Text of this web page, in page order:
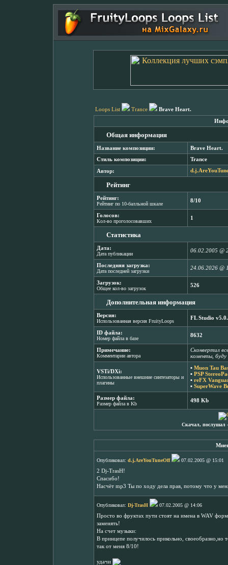
Loops List Trance Brave Heart.
Общая информация
Название композиции: Brave Heart.
Стиль композиции: Trance
Автор:
Рейтинг
Рейтинг:
Рейтинг по 10-балльной шкале
8/10
Голосов:
Кол-во проголосовавших
1
Статистика
Дата:
Дата публикации
06.02.2005 @
Последняя загрузка:
Дата последней загрузки
24.06.2026 @
Загрузок:
Общее кол-во загрузок
526
Дополнительная информация
Версия:
Использованная версия FruityLoops
FL Studio
ID файла:
Номер файла в базе
8632
Примечание:
Комментарии автора
Сконвертил
коменты,
VSTi/DXi:
Использованные внешние синтезаторы и
плагины
▪ Muon Tau
▪ PSP
▪ reFX
▪ SuperWave
Размер файла:
Размер файла в Kb
498 Kb
Скачал, послушал
Опубликовал: d.j.AreYouTuneOff
07.02.2005 @ 15:01
2 Dj-TrasH!
Спасибо!
Насчёт mp3 Ты по ходу дела прав, потому что у
Опубликовал: Dj-TrasH
07.02.2005 @ 14:06
Просто во фруктах пути стоят на имена в WAV
заменять!
На счет музыки:
В принцепе получилось прикольно, своеобразно,но
так от меня 8/10!
удачи